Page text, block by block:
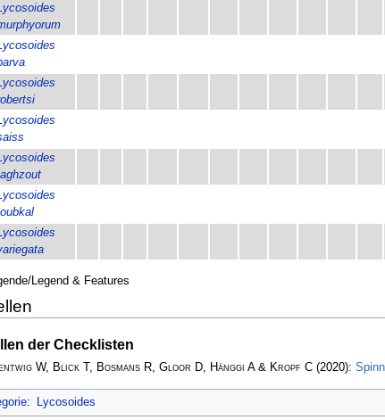
Legend & Features
der Checklisten
W, Blick T, Bosmans R, Gloor D, Hänggi A & Kropf C(2020):
: Lycosoides